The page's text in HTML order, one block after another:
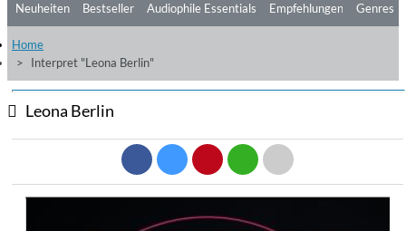
Neuheiten Bestseller Audiophile Essentials Empfehlungen
Hörtipps
Videos
Genres
Home
Interpret "Leona Berlin"
Leona Berlin